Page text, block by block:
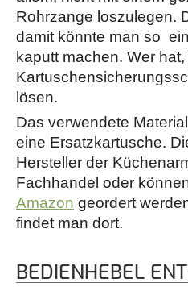
Rohrzange loszulegen.
damit könnte man so
kaputt machen. Wer
lösen.
Das verwendete
eine Ersatzkartusche.
Hersteller der
Fachhandel oder
Amazon geordert
findet man dort.
BEDIENHEBEL